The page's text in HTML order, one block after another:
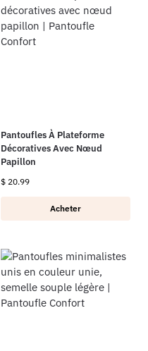
Pantoufles À Plateforme
Décoratives Avec Nœud
Papillon
$ 20.99
Acheter